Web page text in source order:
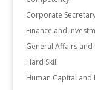
Corporate
Finance and
General Affairs and
Hard Skill
Human Capital